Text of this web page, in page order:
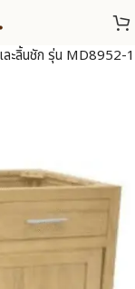
ละลิ้นชัก รุ่น MD8952-1